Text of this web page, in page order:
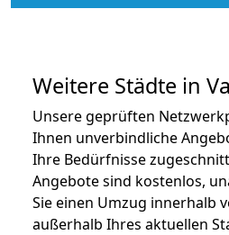
Weitere Städte in
Unsere geprüften
Ihnen unverbindliche
Ihre Bedürfnisse
Angebote sind kostenlos,
Sie einen Umzug innerhalb
außerhalb Ihres aktuellen